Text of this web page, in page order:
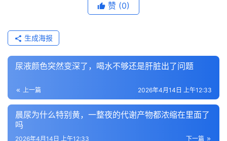
赞 (0)
生成海报
尿液颜色突然变深了，喝水不够还是肝脏出了问题
上一篇 2026年4月14日 上午12:33
晨尿为什么特别黄，一整夜的代谢产物都浓缩在里面了
吗
下一篇
2026年4月14日 上午12:33